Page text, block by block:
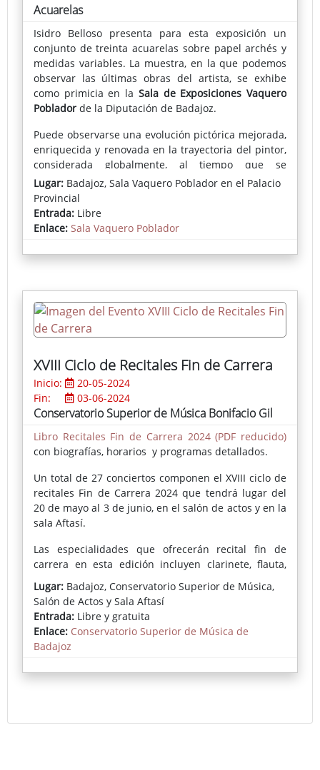
Acuarelas
Isidro Belloso presenta para esta exposición un
conjunto de treinta acuarelas sobre papel archés y
medidas variables. La muestra, en la que podemos
observar las últimas obras del artista, se exhibe
como primicia en la Sala de Exposiciones Vaquero
Poblador de la Diputación de Badajoz.
Puede observarse una evolución pictórica mejorada,
enriquecida y renovada en la trayectoria del pintor,
considerada globalmente, al tiempo que se
mantienen temas y asuntos presentes en toda su
trayectoria que se presentan ahora con mayor
detallismo, delicado cromatismo y acentuada
elegancia.
Así, podemos contemplar paisajes naturales y
muestran próximos (jardines, puentes, portadas,
fachadas...) y otras como panorámicas de ciudades
(Salzburgo, la ría de Bilbao, Salamanca, Oporto y
Badajoz), a veces distribuidas en graduados planos.
Novedosas son las representaciones de interiores,
como es el caso de la Capilla Mayor de la Catedral
de Badajoz.
Las flores, sueltas o formando ramos en recipientes,
espectro temático del pintor. Las aguas y los
ambientes brumosos, sin estar ausentes, parecen
menos frecuentes.
Lugar: Badajoz, Sala Vaquero Poblador en el Palacio
Provincial
Entrada: Libre
Enlace: Sala Vaquero Poblador
XVIII Ciclo de Recitales Fin de Carrera
Inicio:
20-05-2024
Fin:
03-06-2024
Conservatorio Superior de Música Bonifacio Gil
Libro Recitales Fin de Carrera 2024 (PDF reducido)
con biografías, horarios y programas detallados.
Un total de 27 conciertos componen el XVIII ciclo de
recitales Fin de Carrera 2024 que tendrá lugar del
20 de mayo al 3 de junio, en el salón de actos y en la
sala Aftasí.
Las especialidades que ofrecerán recital fin de
carrera en esta edición incluyen clarinete, flauta,
composición, percusión, violín, guitarra, viola, piano,
violonchelo, contrabajo, saxofón, trombón y canto.
Cada concierto será una muestra del dominio
técnico y artístico de los estudiantes, y una
celebración de su trayectoria académica y artística.
ofreciendo una excelente oportunidad para
Lugar: Badajoz, Conservatorio Superior de Música,
Salón de Actos y Sala Aftasí
Entrada: Libre y gratuita
Enlace: Conservatorio Superior de Música de
Badajoz